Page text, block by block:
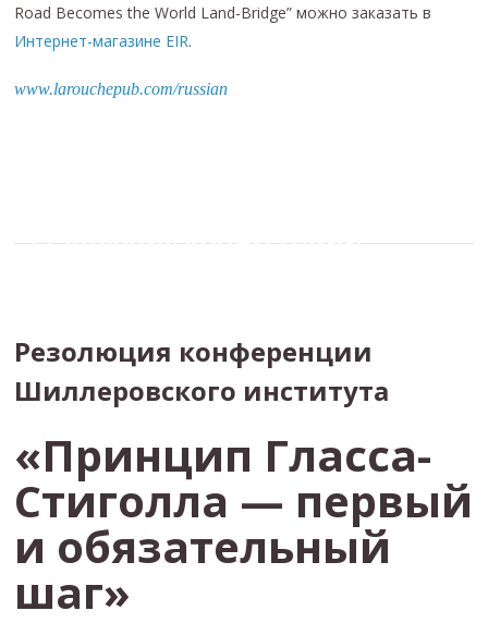
Road Becomes the World Land-Bridge” можно заказать в
Интернет-магазине EIR.
www.larouchepub.com/russian
РЕЗОЛЮЦИЯ КОНФЕРЕНЦИИ
Резолюция конференции
Шиллеровского института
«Принцип Гласса-
Стиголла — первый
и обязательный
шаг»